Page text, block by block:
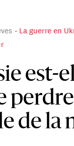
La guerre en
est-
de la